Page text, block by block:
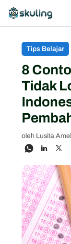
Tips Belajar
8
Tidak
oleh Lusita